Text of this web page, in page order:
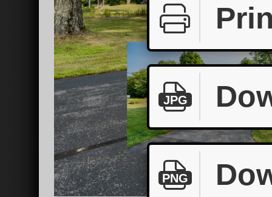
JPG
PNG